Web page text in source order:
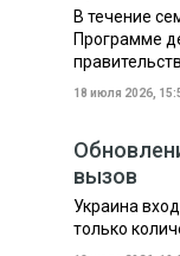
В течение
Программе
18 июля 2026,
вызов
Украина
только